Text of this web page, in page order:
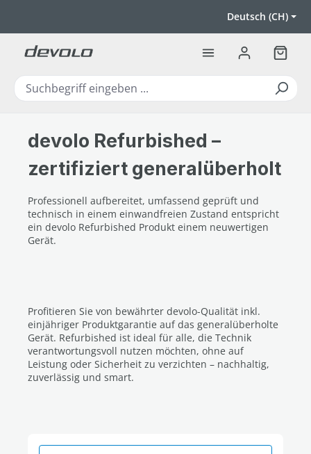
Deutsch (CH)
devolo Refurbished –
zertifiziert generalüberholt
Professionell aufbereitet, umfassend geprüft und
technisch in einem einwandfreien Zustand entspricht
ein devolo Refurbished Produkt einem neuwertigen
Gerät.
Profitieren Sie von bewährter devolo-Qualität inkl.
einjähriger Produktgarantie auf das generalüberholte
Gerät. Refurbished ist ideal für alle, die Technik
verantwortungsvoll nutzen möchten, ohne auf
Leistung oder Sicherheit zu verzichten – nachhaltig,
zuverlässig und smart.